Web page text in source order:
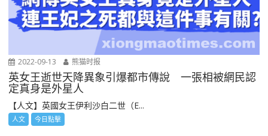
2022-09-13 熊猫时报
英女王逝世天降異象引爆都市傳說 一張相被網民認
定真身是外星人
【人文】英國女王伊利沙白二世（E...
人文 今日點擊